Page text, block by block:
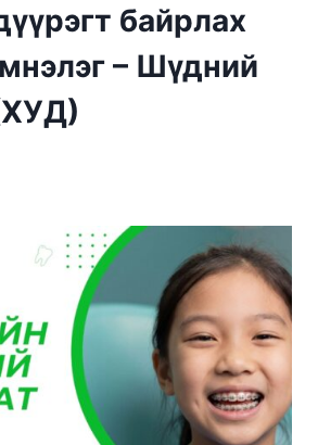
байрлах
– Шүдний